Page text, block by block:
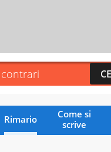
Rimario
Come si
scrive